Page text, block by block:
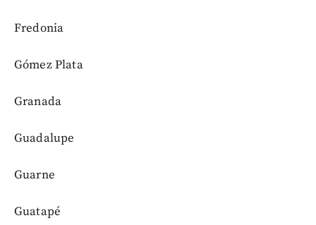
Fredonia
Gómez Plata
Granada
Guadalupe
Guarne
Guatapé